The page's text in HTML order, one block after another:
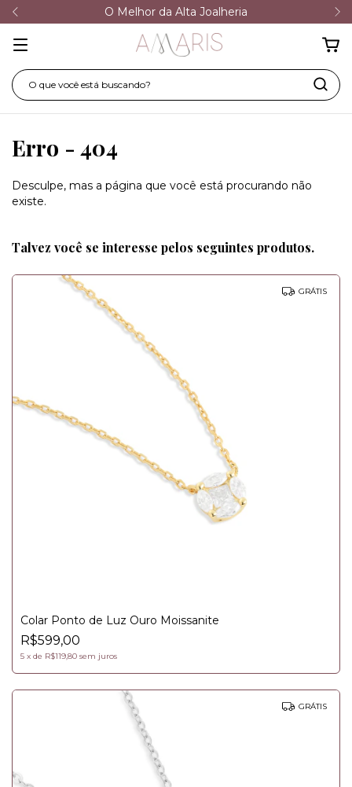
O Melhor da Alta Joalheria
Erro - 404
Desculpe, mas a página que você está procurando não
existe.
Talvez você se interesse pelos seguintes produtos.
GRÁTIS
Colar Ponto de Luz Ouro Moissanite
R$599,00
5 x de R$119,80 sem juros
GRÁTIS